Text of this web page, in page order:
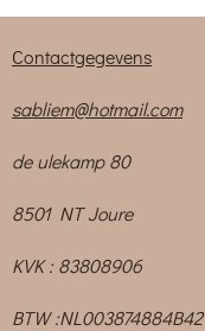
Contactgegevens
sabliem@hotmail.com
de ulekamp 80
8501 NT Joure
KVK : 83808906
BTW :NL003874884B42